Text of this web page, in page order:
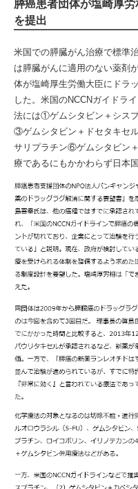
膵癌患者団体が塩崎厚
を提出
米国での膵臓がん治療で標準
は膵臓がんに適用のない薬剤
体が塩崎厚生労働大臣にドラ
した。米国のNCCNガイドラ
法には①ゲムシタビン＋シス
③ゲムシタビン＋ドセタキセ
サリプラチン⑥ゲムシタビン
療であるにもかかわらず日本